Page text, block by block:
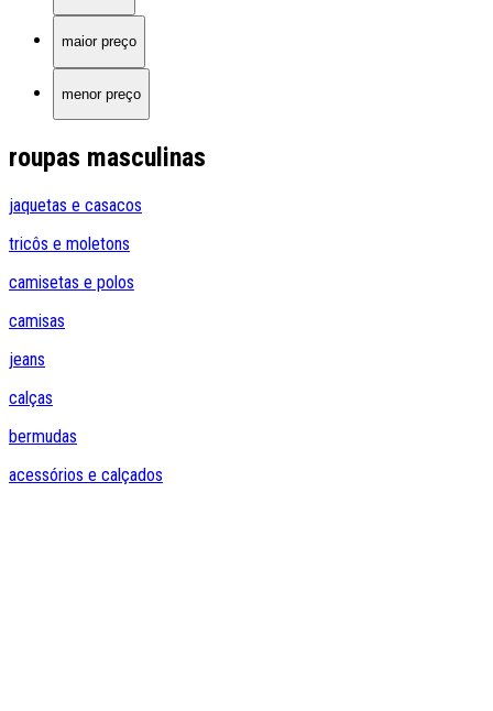
maior preço
menor preço
roupas masculinas
jaquetas e casacos
tricôs e moletons
camisetas e polos
camisas
jeans
calças
bermudas
acessórios e calçados